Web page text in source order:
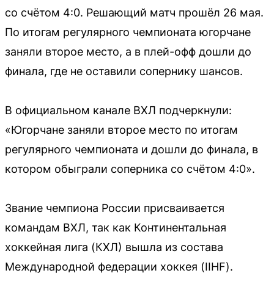
со счётом 4:0. Решающий матч прошёл 26 мая.
По итогам регулярного чемпионата югорчане
заняли второе место, а в плей-офф дошли до
финала, где не оставили сопернику шансов.
В официальном канале ВХЛ подчеркнули:
«Югорчане заняли второе место по итогам
регулярного чемпионата и дошли до финала, в
котором обыграли соперника со счётом 4:0».
Звание чемпиона России присваивается
командам ВХЛ, так как Континентальная
хоккейная лига (КХЛ) вышла из состава
Международной федерации хоккея (IIHF).